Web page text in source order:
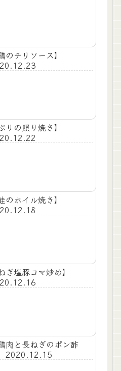
のチリソース】
りの照り焼き】
のホイル焼き】
ぎ塩豚コマ炒め】
鶏肉と長ねぎのポン酢
2020.12.15